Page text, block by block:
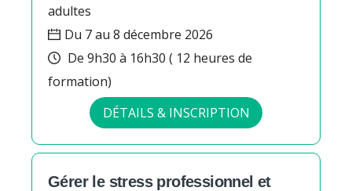
adultes
Du 7 au 8 décembre 2026
De 9h30 à 16h30 ( 12 heures de
formation)
DÉTAILS & INSCRIPTION
Gérer le stress professionnel et